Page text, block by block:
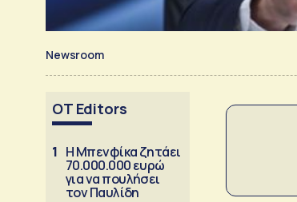
Newsroom
OT Editors
1 Η Μπενφίκα ζητάει
70.000.000 ευρώ
για να πουλήσει
τον Παυλίδη